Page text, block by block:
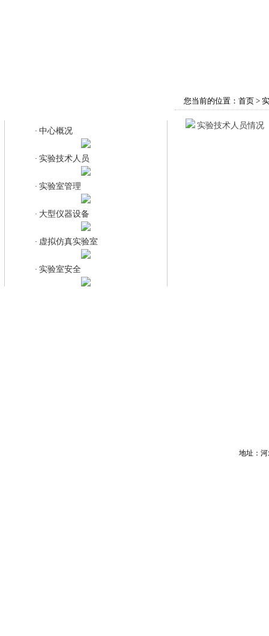
· 中心概况
· 实验技术人员
· 实验室管理
· 大型仪器设备
· 虚拟仿真实验室
· 实验室安全
您当前的位置： 首页 >
实验技术人员情况
地址：河